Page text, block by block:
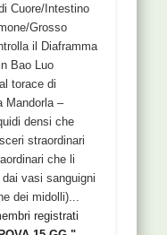
Cuore/Intestino
Grosso
il Diaframma
Bao Luo
torace di
Mandorla –
densi che
straordinari
che li
vasi sanguigni
dei midolli)...
registrati